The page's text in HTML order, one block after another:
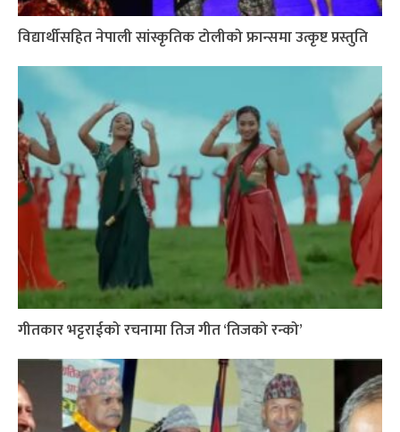
विद्यार्थीसहित नेपाली सांस्कृतिक टोलीको फ्रान्समा उत्कृष्ट प्रस्तुति
गीतकार भट्टराईको रचनामा तिज गीत ‘तिजको रन्को’